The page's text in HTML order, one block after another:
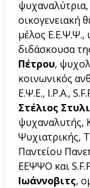
οικογενειακή
μέλος Ε.Ε.Ψ.Ψ.,
διδάσκουσα
Πέτρου,
κοινωνικός
Ε.Ψ.Ε., Ι.P.Α.,
Στέλιος
ψυχαναλυτής,
Ψυχιατρικής,
Παντείου
ΕΕΨΨΟ και
Ιωάννοβιτς,